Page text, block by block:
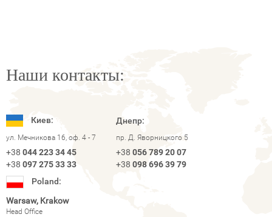
Наши контакты:
Киев:
ул. Мечникова 16, оф. 4 - 7
+38 044 223 34 45
+38 097 275 33 33
Днепр:
пр. Д. Яворницкого 5
+38 056 789 20 07
+38 098 696 39 79
Poland:
Warsaw, Krakow
Head Office